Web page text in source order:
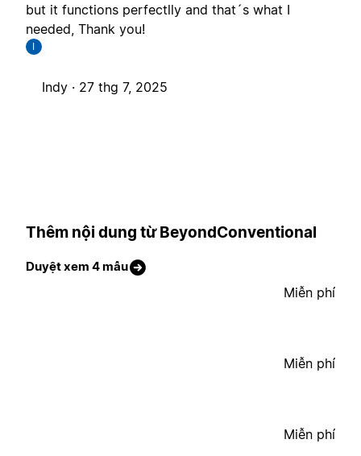
but it functions perfectlly and that´s what I
needed, Thank you!
I
Indy · 27 thg 7, 2025
Thêm nội dung từ BeyondConventional
Duyệt xem 4 mẫu
Miễn phí
Miễn phí
Miễn phí